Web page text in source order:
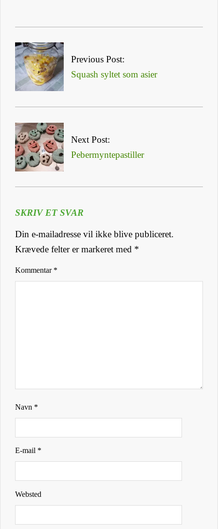
10-
13
Previous Post:
Squash syltet som asier
Next Post:
Pebermyntepastiller
SKRIV ET SVAR
Din e-mailadresse vil ikke blive publiceret.
Krævede felter er markeret med *
Kommentar *
Navn *
E-mail *
Websted